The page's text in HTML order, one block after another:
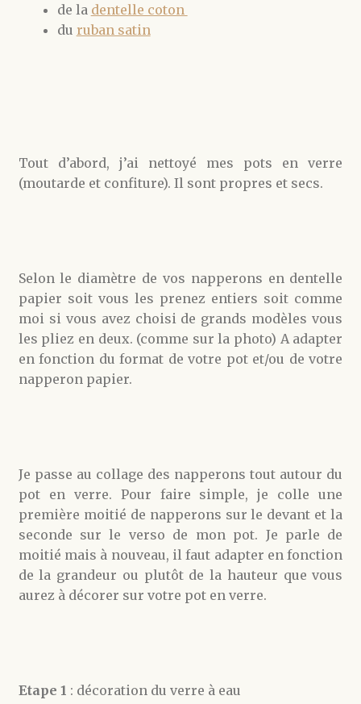
de la dentelle coton
du ruban satin
Tout d’abord, j’ai nettoyé mes pots en verre
(moutarde et confiture). Il sont propres et secs.
Selon le diamètre de vos napperons en dentelle
papier soit vous les prenez entiers soit comme
moi si vous avez choisi de grands modèles vous
les pliez en deux. (comme sur la photo) A adapter
en fonction du format de votre pot et/ou de votre
napperon papier.
Je passe au collage des napperons tout autour du
pot en verre. Pour faire simple, je colle une
première moitié de napperons sur le devant et la
seconde sur le verso de mon pot. Je parle de
moitié mais à nouveau, il faut adapter en fonction
de la grandeur ou plutôt de la hauteur que vous
aurez à décorer sur votre pot en verre.
Etape 1 : décoration du verre à eau